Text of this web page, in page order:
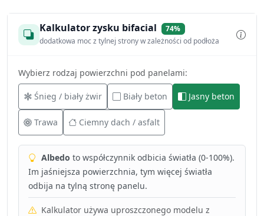
Kalkulator zysku bifacial
74%
dodatkowa moc z tylnej strony w zależności od podłoża
Wybierz rodzaj powierzchni pod panelami:
Śnieg / biały żwir Biały beton Jasny beton
Trawa Ciemny dach / asfalt
Albedo to współczynnik odbicia światła (0-100%).
Im jaśniejsza powierzchnia, tym więcej światła
odbija na tylną stronę panelu.
Kalkulator używa uproszczonego modelu z